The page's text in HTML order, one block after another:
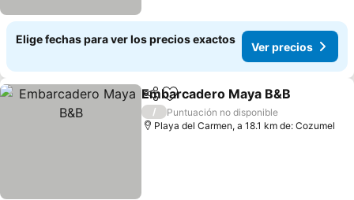
Elige fechas para ver los precios exactos
Ver precios
CompartirAgregar a favoritos
Embarcadero Maya B&B
/
Puntuación no disponible
Playa del Carmen, a 18.1 km de: Cozumel